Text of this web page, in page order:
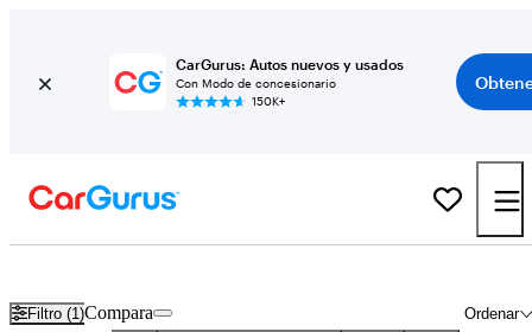
CarGurus: Autos nuevos y usados
Con Modo de concesionario
150K+
Filtro (1) Ordenar
Compara